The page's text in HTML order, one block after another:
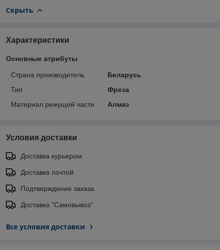
Скрыть
Характеристики
Основные атрибуты
Страна производитель
Беларусь
Тип
Фреза
Материал режущей части
Алмаз
Условия доставки
Доставка курьером
Доставка почтой
Подтверждение заказа
Доставка "Самовывоз"
Все условия доставки